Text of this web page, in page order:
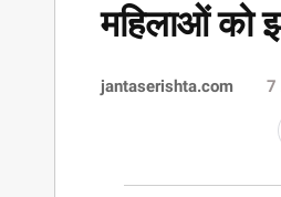
महिलाओं को
jantaserishta.com 7